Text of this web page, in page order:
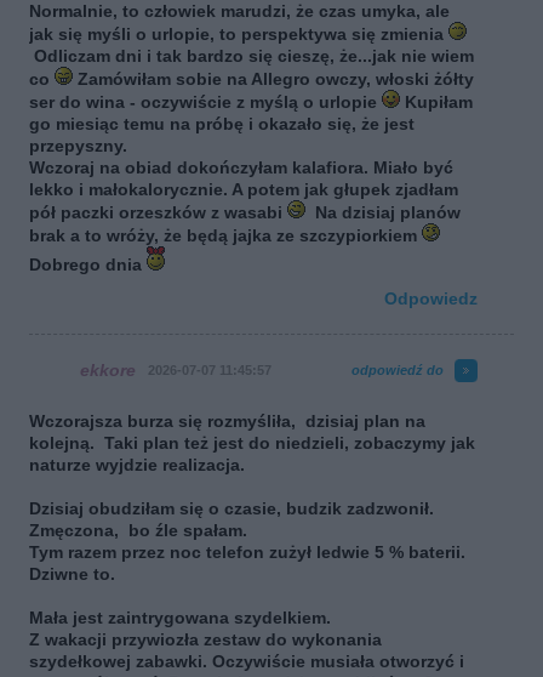
Normalnie, to człowiek marudzi, że czas umyka, ale
jak się myśli o urlopie, to perspektywa się zmienia
Odliczam dni i tak bardzo się cieszę, że...jak nie wiem
co
Zamówiłam sobie na Allegro owczy, włoski żółty
ser do wina - oczywiście z myślą o urlopie
Kupiłam
go miesiąc temu na próbę i okazało się, że jest
przepyszny.
Wczoraj na obiad dokończyłam kalafiora. Miało być
lekko i małokalorycznie. A potem jak głupek zjadłam
pół paczki orzeszków z wasabi
Na dzisiaj planów
brak a to wróży, że będą jajka ze szczypiorkiem
Dobrego dnia
Odpowiedz
ekkore 2026-07-07 11:45:57 odpowiedź do
Wczorajsza burza się rozmyśliła, dzisiaj plan na
kolejną. Taki plan też jest do niedzieli, zobaczymy jak
naturze wyjdzie realizacja.
Dzisiaj obudziłam się o czasie, budzik zadzwonił.
Zmęczona, bo źle spałam.
Tym razem przez noc telefon zużył ledwie 5 % baterii.
Dziwne to.
Mała jest zaintrygowana szydelkiem.
Z wakacji przywiozła zestaw do wykonania
szydełkowej zabawki. Oczywiście musiała otworzyć i